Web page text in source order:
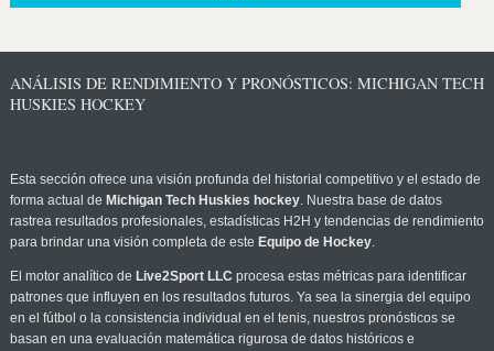
ANÁLISIS DE RENDIMIENTO Y PRONÓSTICOS: MICHIGAN TECH
HUSKIES HOCKEY
Esta sección ofrece una visión profunda del historial competitivo y el estado de
forma actual de Michigan Tech Huskies hockey. Nuestra base de datos
rastrea resultados profesionales, estadísticas H2H y tendencias de rendimiento
para brindar una visión completa de este Equipo de Hockey.
El motor analítico de Live2Sport LLC procesa estas métricas para identificar
patrones que influyen en los resultados futuros. Ya sea la sinergia del equipo
en el fútbol o la consistencia individual en el tenis, nuestros pronósticos se
basan en una evaluación matemática rigurosa de datos históricos e